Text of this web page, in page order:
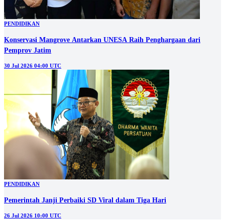
PENDIDIKAN
Konservasi Mangrove Antarkan UNESA Raih Penghargaan dari
Pemprov Jatim
30 Jul 2026 04:00 UTC
PENDIDIKAN
Pemerintah Janji Perbaiki SD Viral dalam Tiga Hari
26 Jul 2026 10:00 UTC